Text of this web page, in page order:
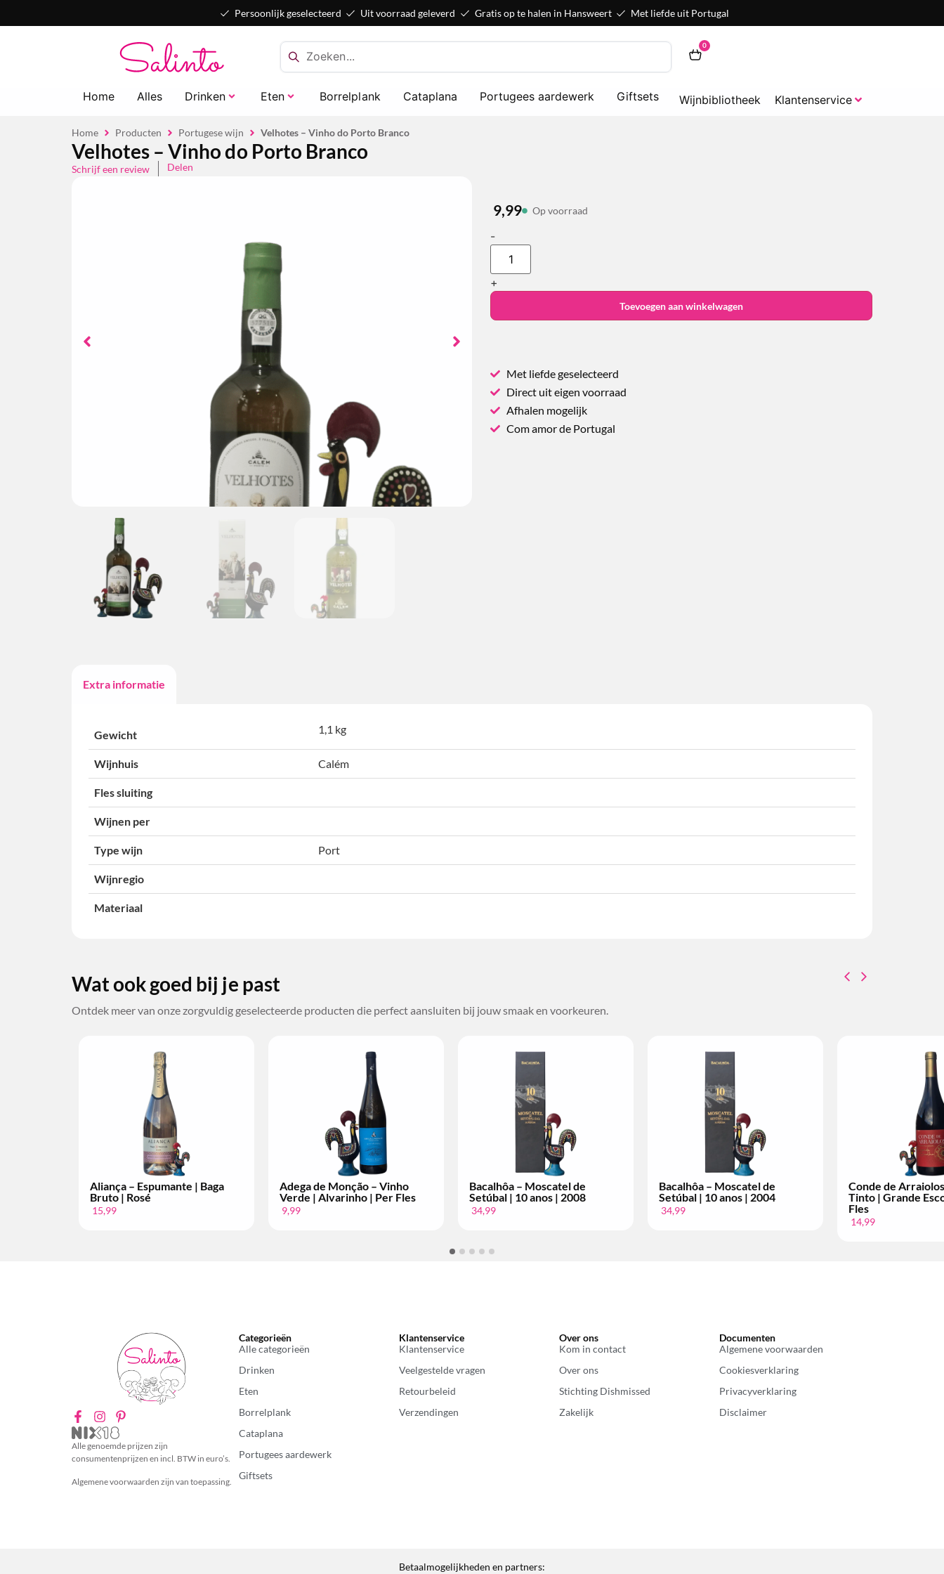
Persoonlijk geselecteerd Uit voorraad geleverd Gratis op te halen in Hansweert Met liefde uit Portugal
0
Home Alles Drinken Eten Borrelplank Cataplana Portugees aardewerk Giftsets Wijnbibliotheek Klantenservice
Home Producten Portugese wijn Velhotes – Vinho do Porto Branco
Velhotes – Vinho do Porto Branco
Schrijf een review Delen
9,99 Op voorraad
-
+
Toevoegen aan winkelwagen
Met liefde geselecteerd
Direct uit eigen voorraad
Afhalen mogelijk
Com amor de Portugal
Extra informatie
Gewicht 1,1 kg
Wijnhuis Calém
Fles sluiting
Wijnen per
Type wijn Port
Wijnregio
Materiaal
Wat ook goed bij je past
Ontdek meer van onze zorgvuldig geselecteerde producten die perfect aansluiten bij jouw smaak en voorkeuren.
Bacalhôa – Moscatel de
Setúbal | 10 anos | 2008
34,99
Bacalhôa – Moscatel de
Setúbal | 10 anos | 2004
34,99
Conde de Arraiolos – Vinho
Tinto | Grande Escolha | Per
Fles
Conde de Arraiolos – Vinho
Tinto | Superior | Per Fles
12,99
Licor 35 –
Cerâmica |
4,99
Alle genoemde prijzen zijn
consumentenprijzen en incl. BTW in euro’s.
Algemene voorwaarden zijn van toepassing.
Categorieën
Alle categorieën
Drinken
Eten
Borrelplank
Cataplana
Portugees aardewerk
Giftsets
Klantenservice
Klantenservice
Veelgestelde vragen
Retourbeleid
Verzendingen
Over ons
Kom in contact
Over ons
Stichting Dishmissed
Zakelijk
Documenten
Algemene voorwaarden
Cookiesverklaring
Privacyverklaring
Disclaimer
Betaalmogelijkheden en partners: